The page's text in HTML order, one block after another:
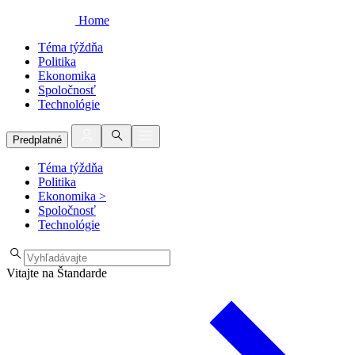
Home
Téma týždňa
Politika
Ekonomika
Spoločnosť
Technológie
Predplatné
Téma týždňa
Politika
Ekonomika >
Spoločnosť
Technológie
Vitajte na Štandarde